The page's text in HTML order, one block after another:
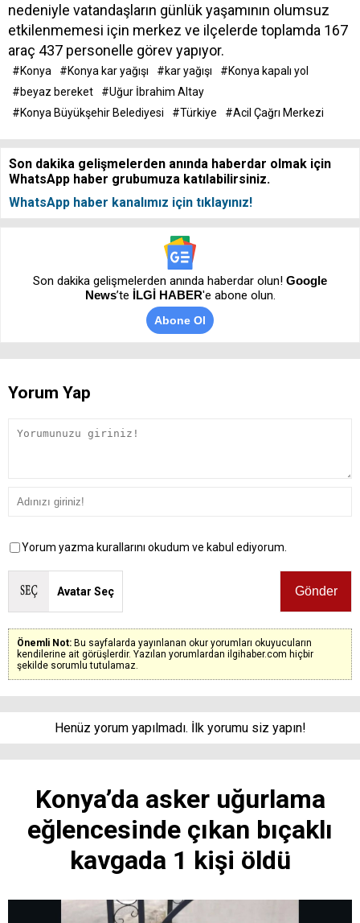
nedeniyle vatandaşların günlük yaşamının olumsuz
etkilenmemesi için merkez ve ilçelerde toplamda 167
araç 437 personelle görev yapıyor.
#Konya #Konya kar yağışı #kar yağışı
#Konya kapalı yol
#beyaz bereket
#Uğur İbrahim Altay
#Konya Büyükşehir Belediyesi
#Türkiye #Acil Çağrı Merkezi
Son dakika gelişmelerden anında haberdar olmak için
WhatsApp haber grubumuza katılabilirsiniz.
WhatsApp haber kanalımız için tıklayınız!
Son dakika gelişmelerden anında haberdar olun! Google
News’te İLGİ HABER'e abone olun.
Abone Ol
Yorum Yap
Yorum yazma kurallarını okudum ve kabul ediyorum.
Avatar Seç
Önemli Not: Bu sayfalarda yayınlanan okur yorumları okuyucuların
kendilerine ait görüşlerdir. Yazılan yorumlardan ilgihaber.com hiçbir
şekilde sorumlu tutulamaz.
Henüz yorum yapılmadı. İlk yorumu siz yapın!
Konya’da asker uğurlama
eğlencesinde çıkan bıçaklı
kavgada 1 kişi öldü